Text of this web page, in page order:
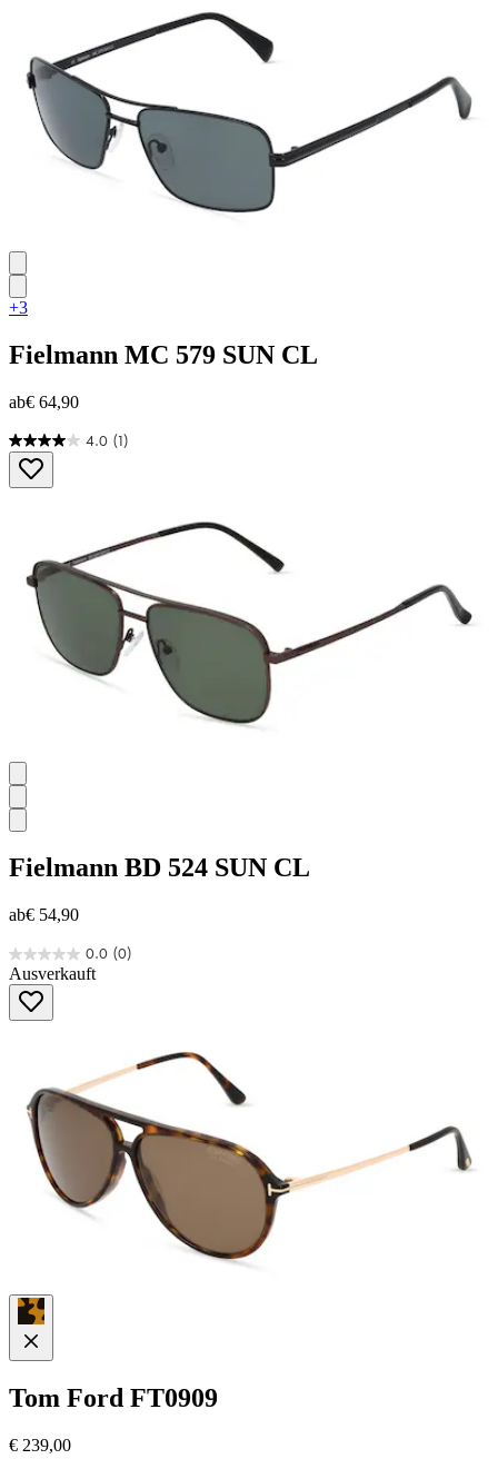
+3
Fielmann MC 579 SUN CL
ab€ 64,90
4.0 (1)
4.0
von
5
Bewertung
Fielmann BD 524 SUN CL
ab€ 54,90
0.0 (0)
0.0
von
Sternen.
Ausverkauft
Tom Ford FT0909
€ 239,00